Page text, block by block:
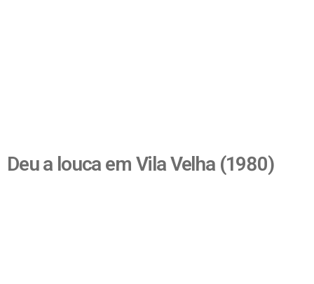
Deu a louca em Vila Velha (1980)